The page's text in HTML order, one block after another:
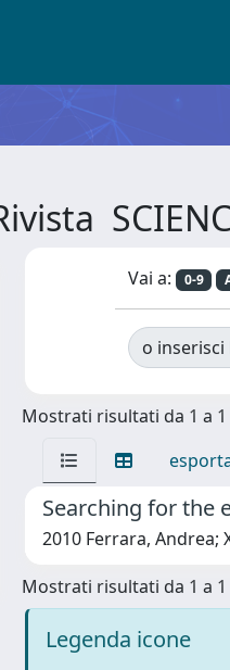
Vai a: 0-9
o inserisci
Mostrati risultati da 1 a 1
Searching for the
2010 Ferrara, Andrea;
Mostrati risultati da 1 a 1
Legenda icone